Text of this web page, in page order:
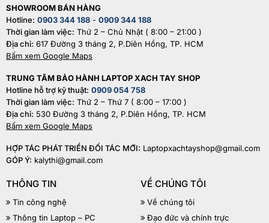
SHOWROOM BÁN HÀNG
Hotline: 0903 344 188 - 0909 344 188
Thời gian làm việc: Thứ 2 – Chủ Nhật ( 8:00 – 21:00 )
Địa chỉ: 617 Đường 3 tháng 2, P.Diên Hồng, TP. HCM
Bấm xem Google Maps
TRUNG TÂM BẢO HÀNH LAPTOP XACH TAY SHOP
Hotline hỗ trợ kỹ thuật: 0909 054 758
Thời gian làm việc: Thứ 2 – Thứ 7 ( 8:00 – 17:00 )
Địa chỉ: 530 Đường 3 tháng 2, P.Diên Hồng, TP. HCM
Bấm xem Google Maps
HỢP TÁC PHÁT TRIỂN ĐỐI TÁC MỚI: Laptopxachtayshop@gmail.com
GÓP Ý: kalythi@gmail.com
THÔNG TIN
Tin công nghệ
Thông tin Laptop – PC
VỀ CHÚNG TÔI
Về chúng tôi
Đạo đức và chính trực